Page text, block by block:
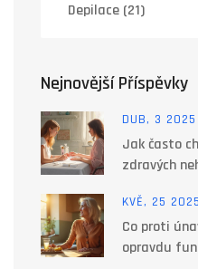
Depilace (21)
Nejnovější Příspěvky
DUB, 3 2025
Jak často
zdravých
KVĚ, 25 2025
Co proti
opravdu